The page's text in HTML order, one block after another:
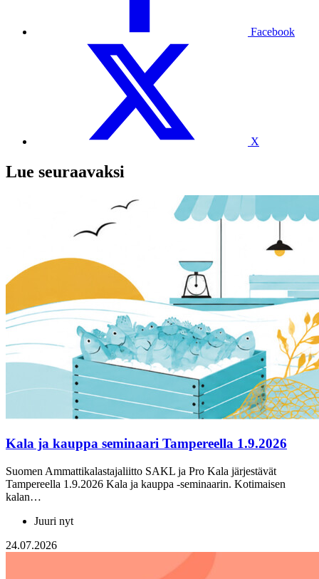
Facebook
X
Lue seuraavaksi
Kala ja kauppa seminaari Tampereella 1.9.2026
Suomen Ammattikalastajaliitto SAKL ja Pro Kala järjestävät
Tampereella 1.9.2026 Kala ja kauppa -seminaarin. Kotimaisen
kalan…
Juuri nyt
24.07.2026